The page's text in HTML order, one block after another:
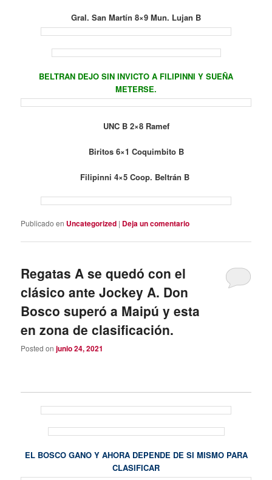
Gral. San Martín 8×9 Mun. Lujan B
BELTRAN DEJO SIN INVICTO A FILIPINNI Y SUEÑA
METERSE.
UNC B 2×8 Ramef
Biritos 6×1 Coquimbito B
Filipinni 4×5 Coop. Beltrán B
Publicado en Uncategorized | Deja un comentario
Regatas A se quedó con el
clásico ante Jockey A. Don
Bosco superó a Maipú y esta
en zona de clasificación.
Posted onjunio 24, 2021
EL BOSCO GANO Y AHORA DEPENDE DE SI MISMO PARA
CLASIFICAR